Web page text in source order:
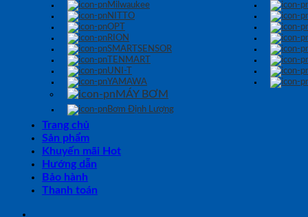
Milwaukee
NITTO
OPT
RION
SMARTSENSOR
TENMART
UNI-T
YAMAWA
MÁY BƠM
Bơm Định Lượng
Trang chủ
Sản phẩm
Khuyến mãi Hot
Hướng dẫn
Bảo hành
Thanh toán